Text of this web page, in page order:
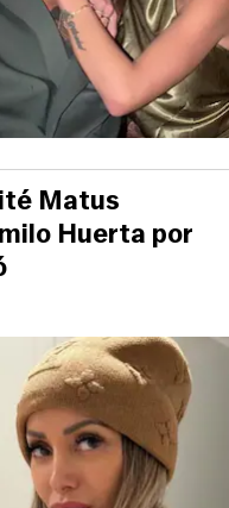
Matus
Huerta por